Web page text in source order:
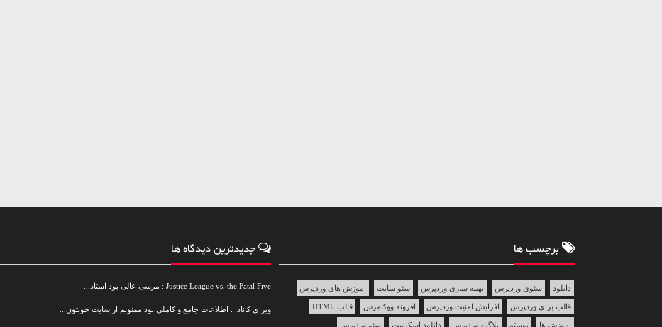
جدیدترین دیدگاه ها
Justice League vs. the Fatal Five : مرسی عالی بود استاد...
ویزای کانادا : اطلاعات جامع و کاملی بود ممنونم از سایت خوبتون...
برچسب ها
دانلود سئوی وردپرس بهینه سازی وردپرس سئو سایت اموزش های وردپرس
قالب برای وردپرس افزایش امنیت وردپرس افزونه ووکامرس قالب HTML
اموزش ها پوسته پلاگین وردپرس دانلود اسکریپت سئو وردپرس